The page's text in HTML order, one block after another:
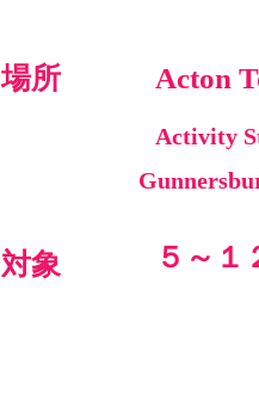
場所 Acton
Activity
対象 ５～１